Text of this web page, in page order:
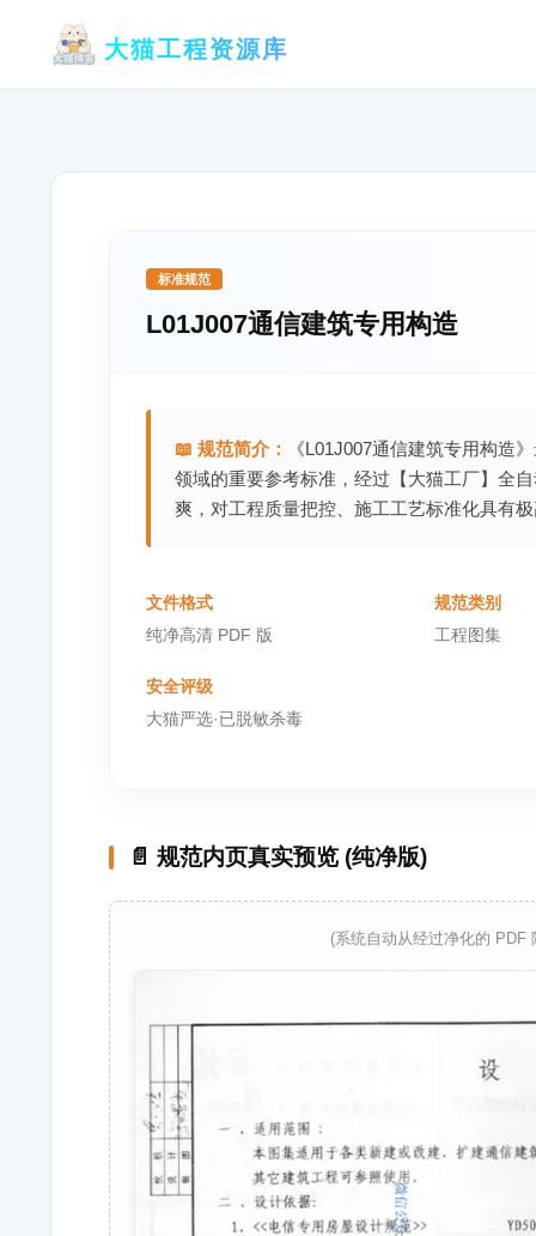
大猫工程资源库
标准规范
L01J007通信建筑专用构造
📖 规范简介：
《L01J007通信建筑专用构造
领域的重要参考标准，经过【大猫工厂】全
爽，对工程质量把控、施工工艺标准化具有
文件格式
纯净高清 PDF 版
规范类别
工程图集
安全评级
大猫严选·已脱敏杀毒
📄 规范内页真实预览 (纯净版)
(系统自动从经过净化的 PDF